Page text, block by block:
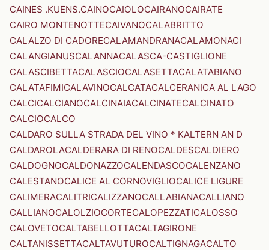
CAINES .KUENS.CAINOCAIOLOCAIRANOCAIRATE
CAIRO MONTENOTTECAIVANOCALABRITTO
CALALZO DI CADORECALAMANDRANACALAMONACI
CALANGIANUSCALANNACALASCA-CASTIGLIONE
CALASCIBETTACALASCIOCALASETTACALATABIANO
CALATAFIMICALAVINOCALCATACALCERANICA AL LAGO
CALCICALCIANOCALCINAIACALCINATECALCINATO
CALCIOCALCO
CALDARO SULLA STRADA DEL VINO * KALTERN AN D
CALDAROLACALDERARA DI RENOCALDESCALDIERO
CALDOGNOCALDONAZZOCALENDASCOCALENZANO
CALESTANOCALICE AL CORNOVIGLIOCALICE LIGURE
CALIMERACALITRICALIZZANOCALLABIANACALLIANO
CALLIANOCALOLZIOCORTECALOPEZZATICALOSSO
CALOVETOCALTABELLOTTACALTAGIRONE
CALTANISSETTACALTAVUTUROCALTIGNAGACALTO